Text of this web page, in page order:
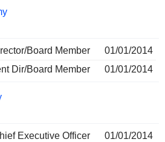
Board Member
01/01/2014
Dir/Board Member
01/01/2014
Executive Officer
01/01/2014